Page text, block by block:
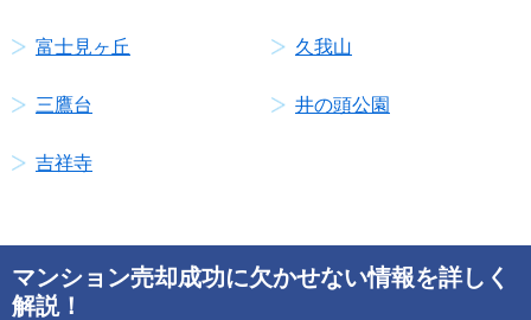
富士見ヶ丘 久我山
三鷹台 井の頭公園
吉祥寺
マンション売却成功に欠かせない情報を詳しく
解説！